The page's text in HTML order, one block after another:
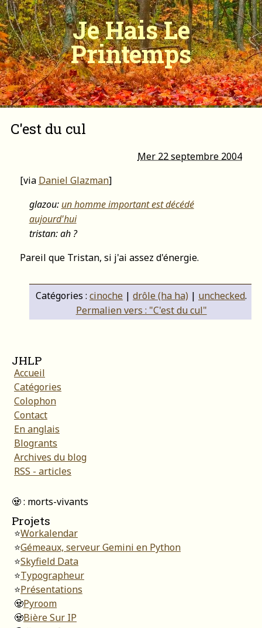
Je Hais Le
Printemps
C'est du cul
Mer 22 septembre 2004
[via Daniel Glazman]
glazou: un homme important est décédé
aujourd'hui
tristan: ah ?
Pareil que Tristan, si j'ai assez d'énergie.
Catégories :cinoche |drôle (ha ha) | unchecked.
Permalien vers : "C'est du cul"
JHLP
Accueil
Catégories
Colophon
Contact
En anglais
Blogrants
Archives du blog
RSS - articles
🧟 : morts-vivants
Projets
⭐Workalendar
⭐Gémeaux, serveur Gemini en Python
⭐Skyfield Data
⭐Typographeur
⭐Présentations
🧟Pyroom
🧟Bière Sur IP